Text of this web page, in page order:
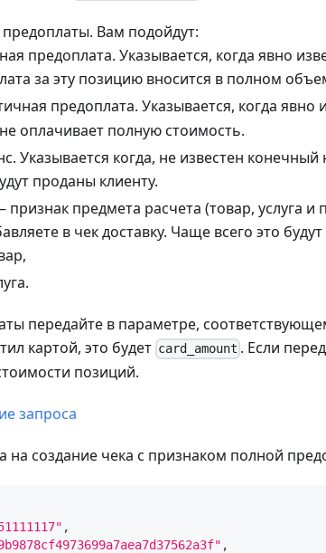
Вам подойдут:
предоплата. Указывается, когда явно
за эту позицию вносится в полном
предоплата. Указывается, когда явно
оплачивает полную стоимость.
Указывается когда, не известен
проданы клиенту.
признак предмета расчета (товар, услуга и
в чек доставку. Чаще всего это
передайте в параметре,
картой, это будет card_amount . Если
позиций.
запроса
на создание чека c признаком полной
,
,